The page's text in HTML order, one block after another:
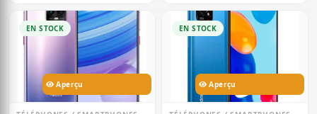
EN STOCK
Aperçu
EN STOCK
Aperçu